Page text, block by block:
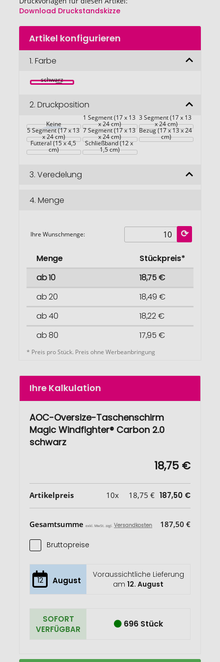
Download Druckstandskizze
Zum
Anfang
Bildgalerie
Artikel konfigurieren
1. Farbe
schwarz
2. Druckposition
Keine
1 Segment (17 x 13
x 24 cm)
3 Segment (17 x 13
x 24 cm)
5 Segment (17 x 13
x 24 cm)
7 Segment (17 x 13
x 24 cm)
Bezug (17 x 13 x 24
cm)
Futteral (15 x 4,5
cm)
Schließband (12 x
1,5 cm)
3. Veredelung
4. Menge
Ihre Wunschmenge:
Menge
Stückpreis*
ab 10
18,75 €
ab 20
18,49 €
ab 40
18,22 €
ab 80
17,95 €
* Preis pro Stück. Preis ohne Werbeanbringung
Ihre Kalkulation
AOC-Oversize-Taschenschirm
Magic Windfighter® Carbon 2.0
schwarz
18,75 €
Artikelpreis 10x 18,75 € 187,50 €
Gesamtsumme exkl. MwSt. zzgl. Versandkosten 187,50 €
Bruttopreise
12 August
Voraussichtliche Lieferung
am12. August
SOFORT
VERFÜGBAR
696 Stück